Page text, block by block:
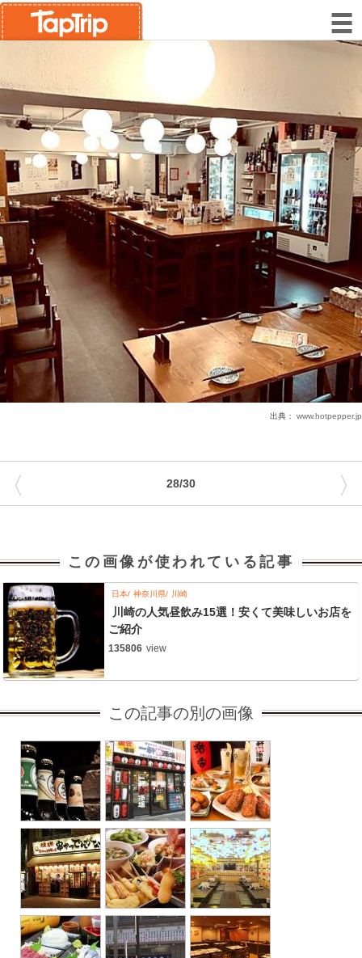
出典： www.hotpepper.jp
28/30
〈 〉
この画像が使われている記事
日本 神奈川県 川崎
川崎の人気昼飲み15選！安くて美味しいお店を
ご紹介
135806 view
この記事の別の画像